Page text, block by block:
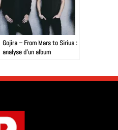
Gojira – From Mars to Sirius :
analyse d’un album